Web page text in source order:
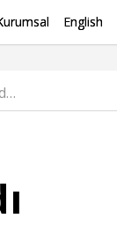
English
Silahlı saldırıda bacağından yaralandı